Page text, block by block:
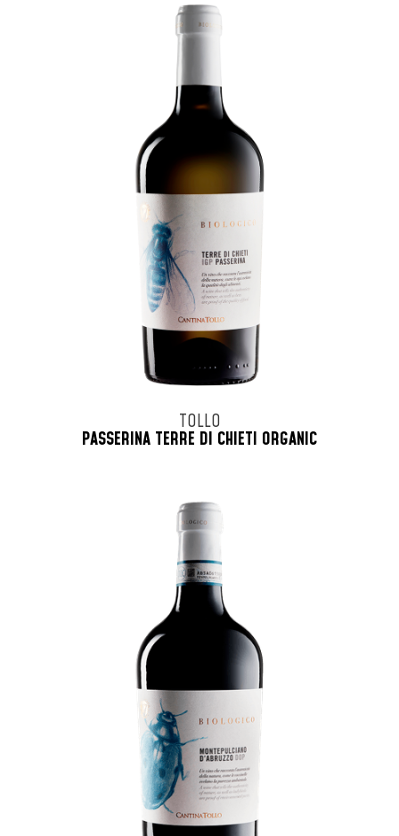
TOLLO
PASSERINA TERRE DI CHIETI ORGANIC